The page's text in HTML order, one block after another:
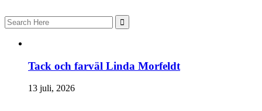
Search
for:
Tack och farväl Linda Morfeldt
13 juli, 2026